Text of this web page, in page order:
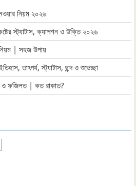
নিয়ম ২০২৬
স্ট্যাটাস, ক্যাপশন ও উক্তি ২০২৬
নিয়ম | সহজ উপায়
তাৎপর্য, স্ট্যাটাস, ছন্দ ও শুভেচ্ছা
ও ফজিলত | কত রাকাত?